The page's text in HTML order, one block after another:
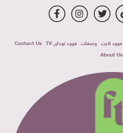
فوود لايت وصفات فوود توداى TV
Contact Us
About Us